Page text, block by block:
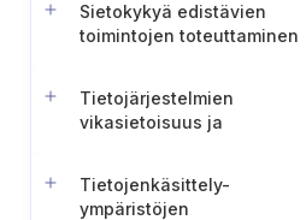
Sietokykyä edistävien
toimintojen toteuttaminen
Tietojärjestelmien
vikasietoisuus ja
Tietojenkäsittely-
ympäristöjen